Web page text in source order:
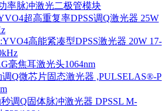
率脉冲激光二极管模块
超高重复率DPSS调Q激光器 25W
高能紧凑型DPSS激光器 20W 17-
毫焦耳激光头1064nm
Q微芯片固态激光器 ,PULSELAS®-P
调Q固体脉冲激光器 DPSSL M-